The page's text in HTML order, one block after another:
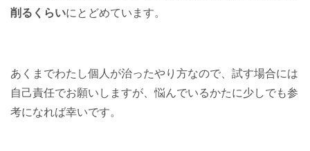
削るくらいにとどめています。
あくまでわたし個人が治ったやり方なので、試す場合には
自己責任でお願いしますが、悩んでいるかたに少しでも参
考になれば幸いです。